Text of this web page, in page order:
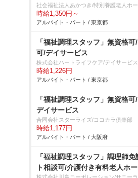
社会福祉法人あかつき/特別養護老人ホ
時給1,350円～
アルバイト・パート / 東京都
「福祉調理スタッフ」無資格
可/デイサービス
株式会社ハートライフケア/デイサービス
時給1,226円
アルバイト・パート / 東京都
「福祉調理スタッフ」無資格
デイサービス
合同会社スターライズ/ココカラ俱楽部
時給1,177円
アルバイト・パート / 大阪府
「福祉調理スタッフ」調理師
ト相談可/介護付き有料老人ホ